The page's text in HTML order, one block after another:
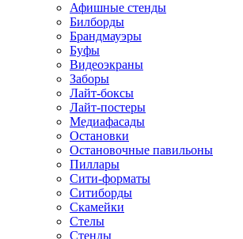
Афишные стенды
Билборды
Брандмауэры
Буфы
Видеоэкраны
Заборы
Лайт-боксы
Лайт-постеры
Медиафасады
Остановки
Остановочные павильоны
Пиллары
Сити-форматы
Ситиборды
Скамейки
Стелы
Стенды